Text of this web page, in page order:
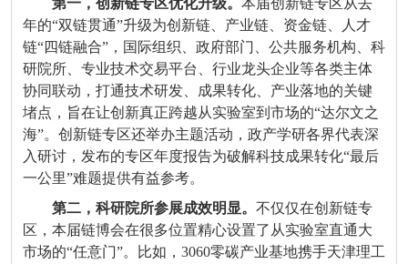
第一，创新链专区优化升级。 本届创新链专区从去
年的“双链贯通”升级为创新链、产业链、资金链、人才
链“四链融合” ，国际组织、政府部门、公共服务机构、科
研院所、专业技术交易平台、行业龙头企业等各类主体
协同联动，打通技术研发、成果转化、产业落地的关键
堵点，旨在让创新真正跨越从实验室到市场的“达尔文之
海”。创新链专区还举办主题活动，政产学研各界代表深
入研讨，发布的专区年度报告为破解科技成果转化“最后
一公里”难题提供有益参考。
第二，科研院所参展成效明显。 不仅仅在创新链专
区，本届链博会在很多位置精心设置了从实验室直通大
市场的“任意门”。比如， 3060零碳产业基地携手天津理工